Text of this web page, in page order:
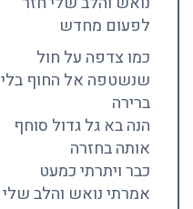
לפעום מחדש
כמו צדפה על חול
שנשטפה אל החוף בלי
ברירה
הנה בא גל גדול סוחף
אותה בחזרה
כבר ויתרתי כמעט
אמרתי נואש והלב שלי